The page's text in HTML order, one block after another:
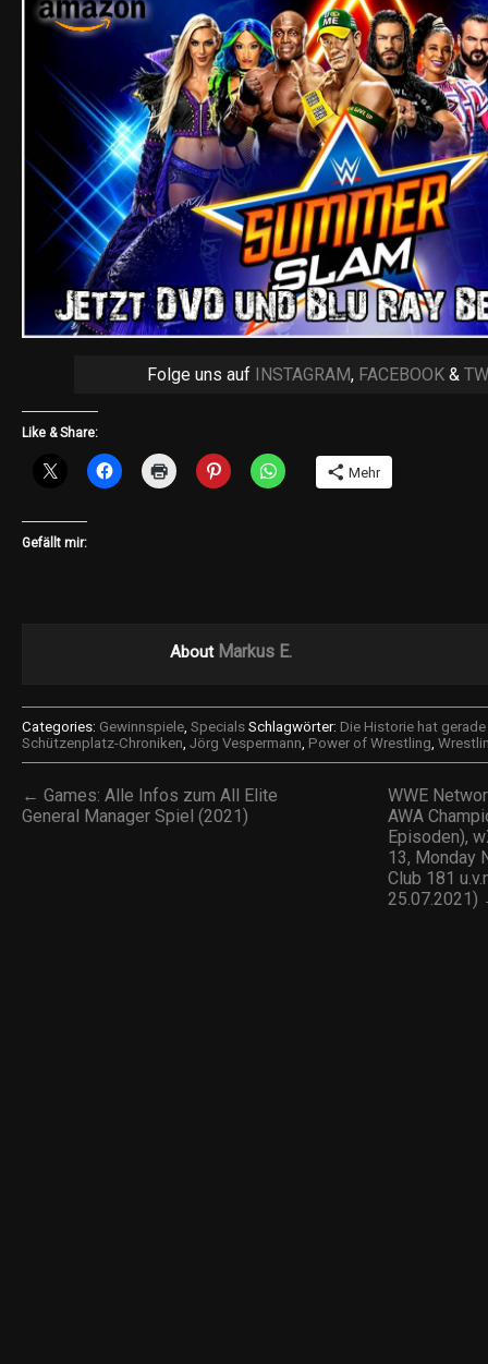
Folge uns auf INSTAGRAM, FACEBOOK&
Like & Share:
Mehr
Gefällt mir:
About Markus E.
Categories: Gewinnspiele Specials Schlagwörter: Die Historie hat
Schützenplatz-Chroniken Jörg Vespermann Power of Wrestling
← Games: Alle Infos zum All Elite
General Manager Spiel (2021)
WWE
AWA
Episoden),
13, Monday
Club 181